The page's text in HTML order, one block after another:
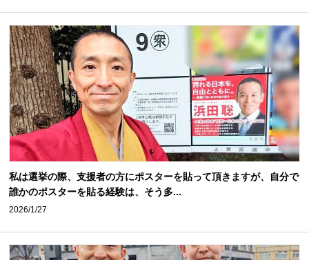
私は選挙の際、支援者の方にポスターを貼って頂きますが、自分で
誰かのポスターを貼る経験は、そう多...
2026/1/27